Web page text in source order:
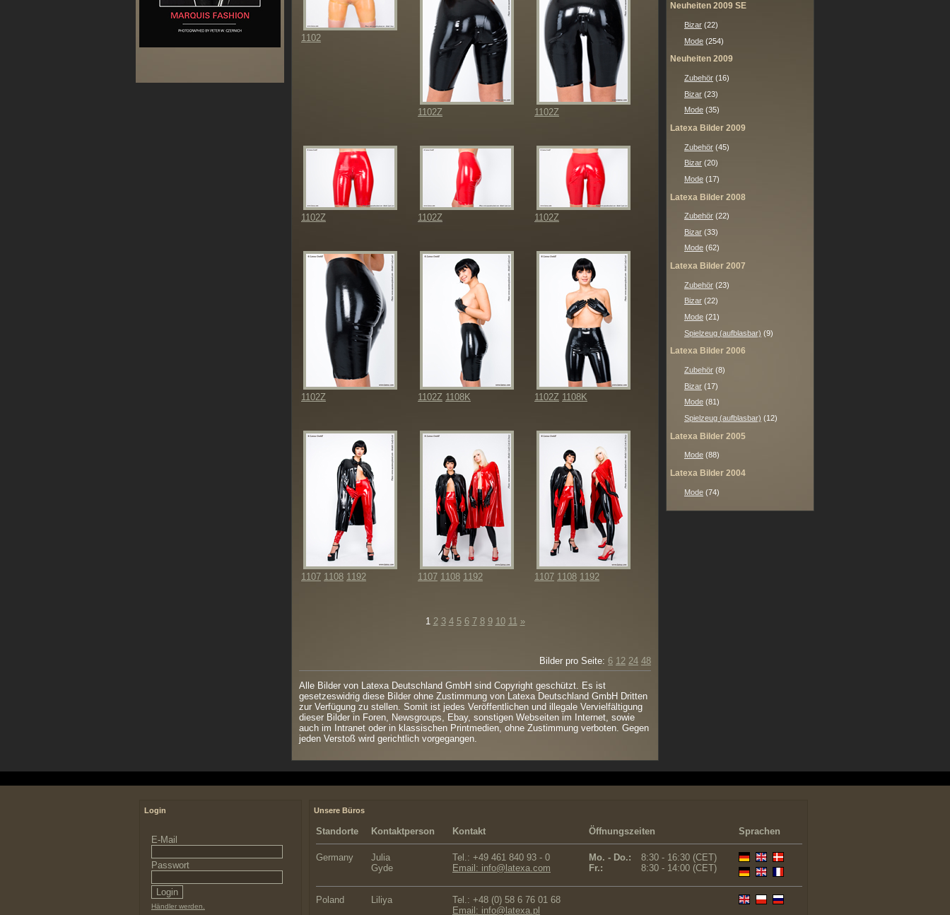
1102
1102Z 1102Z
1102Z 1102Z 1102Z
1102Z 1102Z 1108K 1102Z 1108K
1107 1108 1192 1107 1108 1192 1107 1108 1192
1 2 3 4 5 6 7 8 9 10 11 »
Bilder pro Seite: 6 12 24 48
Alle Bilder von Latexa Deutschland GmbH sind Copyright geschützt. Es ist
gesetzeswidrig diese Bilder ohne Zustimmung von Latexa Deutschland GmbH Dritten
zur Verfügung zu stellen. Somit ist jedes Veröffentlichen und illegale Vervielfältigung
dieser Bilder in Foren, Newsgroups, Ebay, sonstigen Webseiten im Internet, sowie
auch im Intranet oder in klassischen Printmedien, ohne Zustimmung verboten. Gegen
jeden Verstoß wird gerichtlich vorgegangen.
Neuheiten 2009 SE
Bizar (22)
Mode (254)
Neuheiten 2009
Zubehör (16)
Bizar (23)
Mode (35)
Latexa Bilder 2009
Zubehör (45)
Bizar (20)
Mode (17)
Latexa Bilder 2008
Zubehör (22)
Bizar (33)
Mode (62)
Latexa Bilder 2007
Zubehör (23)
Bizar (22)
Mode (21)
Spielzeug (aufblasbar) (9)
Latexa Bilder 2006
Zubehör (8)
Bizar (17)
Mode (81)
Spielzeug (aufblasbar) (12)
Latexa Bilder 2005
Mode (88)
Latexa Bilder 2004
Mode (74)
Login
E-Mail
Passwort
Händler werden.
Unsere Büros
Standorte Kontaktperson Kontakt Öffnungszeiten Sprachen
Germany
Julia
Gyde
Tel.: +49 461 840 93 - 0
Email: info@latexa.com
Mo. - Do.:
8:30 - 16:30 (CET)
Fr.:
8:30 - 14:00 (CET)
Poland Liliya
Tel.: +48 (0) 58 6 76 01 68
Email: info@latexa.pl